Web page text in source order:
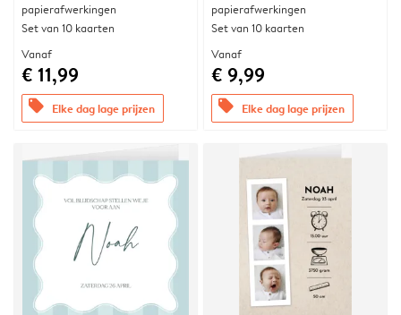
papierafwerkingen
Set van 10 kaarten
Vanaf
€ 11,99
offers Elke dag lage prijzen
papierafwerkingen
Set van 10 kaarten
Vanaf
€ 9,99
offers Elke dag lage prijzen